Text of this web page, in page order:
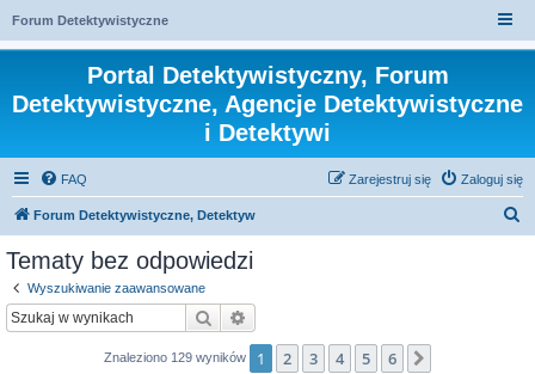
Forum Detektywistyczne
Portal Detektywistyczny, Forum
Detektywistyczne, Agencje Detektywistyczne
i Detektywi
FAQ Zaloguj się
Zarejestruj się
Forum Detektywistyczne, Detektyw
Tematy bez odpowiedzi
Wyszukiwanie zaawansowane
Szukaj
Znaleziono 129 wyników 1 2 3 4 5 6